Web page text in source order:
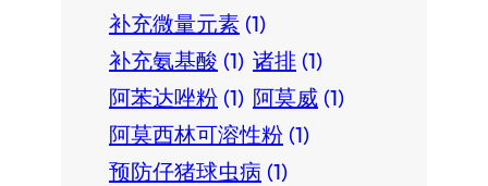
补充微量元素 (1)
补充氨基酸 (1) 诸排 (1)
阿苯达唑粉 (1) 阿莫威 (1)
阿莫西林可溶性粉 (1)
预防仔猪球虫病 (1)